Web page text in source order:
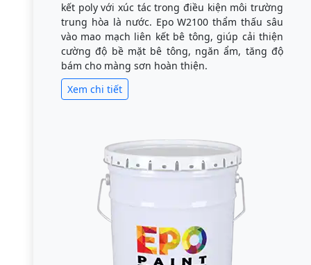
kết poly với xúc tác trong điều kiện môi trường
trung hòa là nước. Epo W2100 thẩm thấu sâu
vào mao mạch liên kết bê tông, giúp cải thiện
cường độ bề mặt bê tông, ngăn ẩm, tăng độ
bám cho màng sơn hoàn thiện.
Xem chi tiết